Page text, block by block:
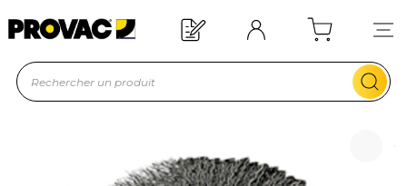
Offre de bienvenue : 20€ offerts !
En savoir plus